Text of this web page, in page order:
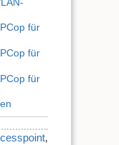
für
für
für
,